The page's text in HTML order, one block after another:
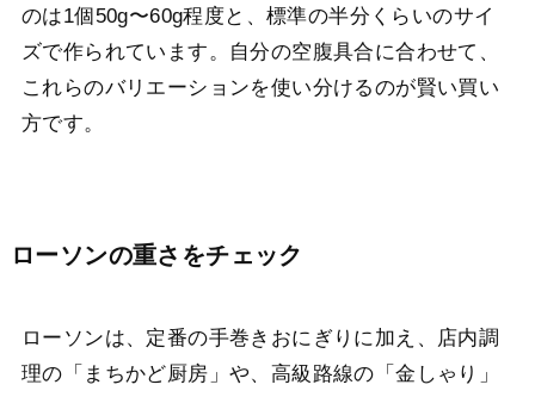
のは1個50g〜60g程度と、標準の半分くらいのサイ
ズで作られています。自分の空腹具合に合わせて、
これらのバリエーションを使い分けるのが賢い買い
方です。
ローソンの重さをチェック
ローソンは、定番の手巻きおにぎりに加え、店内調
理の「まちかど厨房」や、高級路線の「金しゃり」